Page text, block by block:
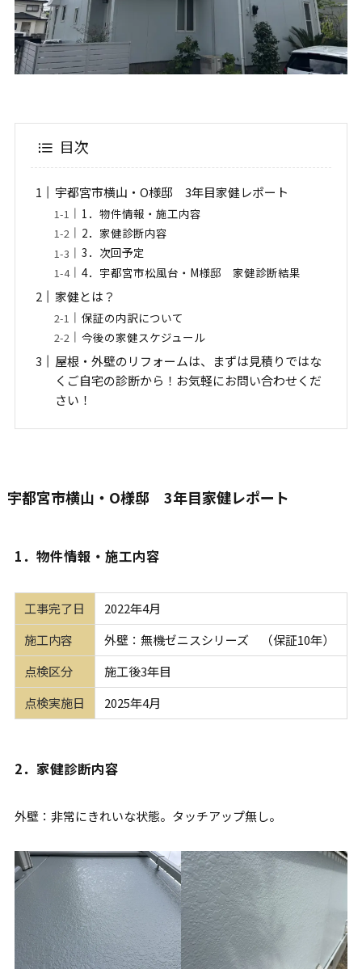
目次
宇都宮市横山・O様邸 3年目家健レポート
1．物件情報・施工内容
2．家健診断内容
3．次回予定
4．宇都宮市松風台・M様邸 家健診断結果
家健とは？
保証の内訳について
今後の家健スケジュール
屋根・外壁のリフォームは、まずは見積りではな
くご自宅の診断から！お気軽にお問い合わせくだ
さい！
宇都宮市横山・O様邸 3年目家健レポート
1．物件情報・施工内容
工事完了日
2022年4月
施工内容
外壁：無機ゼニスシリーズ （保証10年）
点検区分
施工後3年目
点検実施日
2025年4月
2．家健診断内容
外壁：非常にきれいな状態。タッチアップ無し。